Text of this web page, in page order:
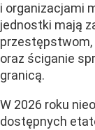
i organizacjami
jednostki mają
oraz ściganie
granicą.
W 2026 roku
dostępnych